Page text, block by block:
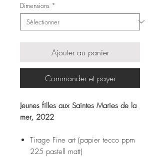
Dimensions *
Ajouter au panier
Commander et payer
Jeunes filles aux Saintes Maries de la
mer, 2022
Tirage Fine art (papier tecco ppm
225 pastell matt)